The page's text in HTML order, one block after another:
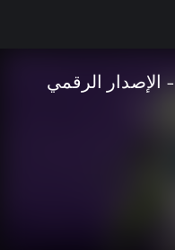
Soul Hackers 2 - الإصدار الرقمي